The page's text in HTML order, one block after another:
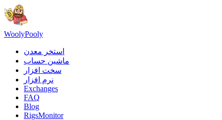
WoolyPooly
استخر معدن
ماشین حساب
سخت افزار
نرم افزار
Exchanges
FAQ
Blog
RigsMonitor